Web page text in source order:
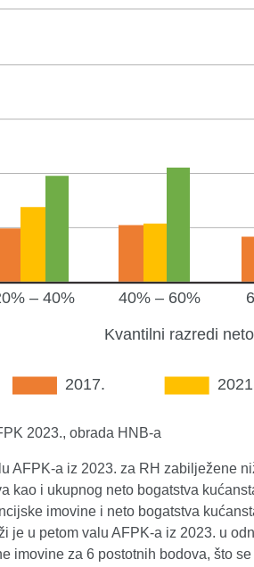
2023., obrada HNB-a
AFPK-a iz 2023. za RH zabilježene
kao i ukupnog neto bogatstva
imovine i neto bogatstva
je u petom valu AFPK-a iz 2023. u
imovine za 6 postotnih bodova, što